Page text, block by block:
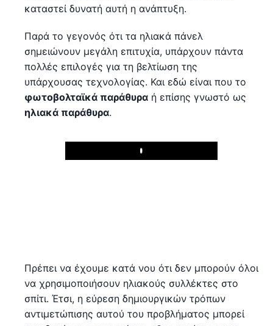
καταστεί δυνατή αυτή η ανάπτυξη.
Παρά το γεγονός ότι τα ηλιακά πάνελ
σημειώνουν μεγάλη επιτυχία, υπάρχουν πάντα
πολλές επιλογές για τη βελτίωση της
υπάρχουσας τεχνολογίας. Και εδώ είναι που το
φωτοβολταϊκά παράθυρα ή επίσης γνωστό ως
ηλιακά παράθυρα.
Play
Πρέπει να έχουμε κατά νου ότι δεν μπορούν όλοι
να χρησιμοποιήσουν ηλιακούς συλλέκτες στο
σπίτι. Έτσι, η εύρεση δημιουργικών τρόπων
αντιμετώπισης αυτού του προβλήματος μπορεί